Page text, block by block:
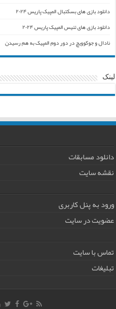
دانلود بازی های بسکتبال المپیک پاریس ۲۰۲۴
دانلود بازی های تنیس المپیک پاریس ۲۰۲۴
نادال و جوکوویچ در دور دوم المپیک به هم رسیدن
لینک
دانلود مسابقات
نقشه سایت
ورود به پنل کاربری
عضویت در سایت
تماس با سایت
تبلیغات